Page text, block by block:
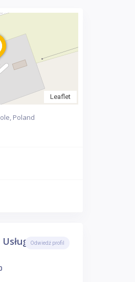
Leaflet
Poland
Odwiedź profil